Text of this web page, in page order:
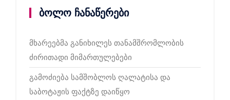
ბოლო ჩანაწერები
მხარეებმა განიხილეს თანამშრომლობის
ძირითადი მიმართულებები
გამოძიება სამშობლოს ღალატისა და
საბოტაჟის ფაქტზე დაიწყო